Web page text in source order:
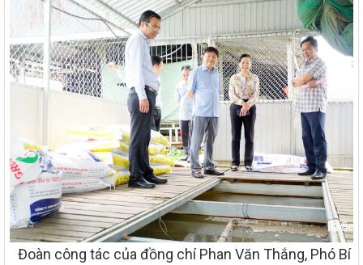
Đoàn công tác của đồng chí Phan Văn Thắng, Phó Bí